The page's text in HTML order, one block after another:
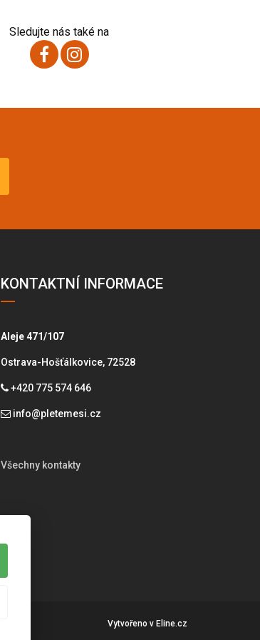
Sledujte nás také na
KONTAKTNÍ INFORMACE
Aleje 471/107
Ostrava-Hošťálkovice, 72528
+420 775 574 646
info@pletemesi.cz
Všechny kontakty
Vytvořeno v Eline.cz